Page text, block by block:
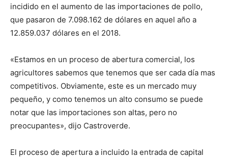
incidido en el aumento de las importaciones de pollo,
que pasaron de 7.098.162 de dólares en aquel año a
12.859.037 dólares en el 2018.
«Estamos en un proceso de abertura comercial, los
agricultores sabemos que tenemos que ser cada día mas
competitivos. Obviamente, este es un mercado muy
pequeño, y como tenemos un alto consumo se puede
notar que las importaciones son altas, pero no
preocupantes», dijo Castroverde.
El proceso de apertura a incluido la entrada de capital